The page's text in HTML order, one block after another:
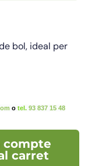
bol, ideal per
o tel. 93 837 15 48
compte
carret